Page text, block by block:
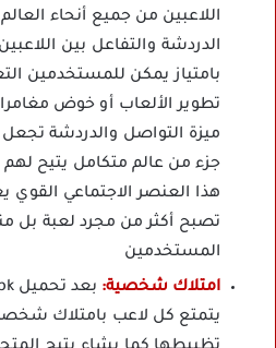
اللاعبين من جميع أنحاء العالم
الدردشة والتفاعل بين
بامتياز يمكن للمستخدمين
تطوير الألعاب أو خوض
ميزة التواصل والدردشة
جزء من عالم متكامل يتيح لهم
هذا العنصر الاجتماعي القوي
تصبح أكثر من مجرد لعبة بل
المستخدمين
امتلاك شخصية:
يتمتع كل لاعب بامتلاك